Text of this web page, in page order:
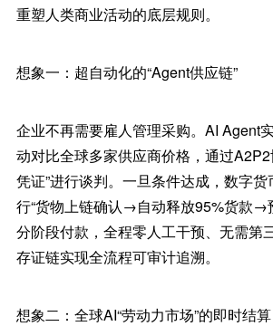
重塑人类商业活动的底层规则。
想象一：超自动化的“Agent供应链”
企业不再需要雇人管理采购。AI Agent
动对比全球多家供应商价格，通过
凭证”进行谈判。一旦条件达成，数字
行“货物上链确认→自动释放95%货款→
分阶段付款，全程零人工干预、无需第
存证链实现全流程可审计追溯。
想象二：全球AI“劳动力市场”的即时结算